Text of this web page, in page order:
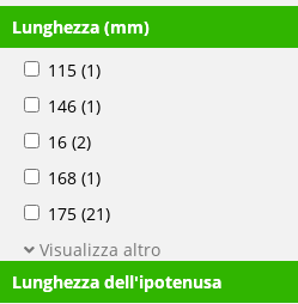
Lunghezza (mm)
115 (1)
146 (1)
16 (2)
168 (1)
175 (21)
Visualizza altro
Lunghezza dell'ipotenusa